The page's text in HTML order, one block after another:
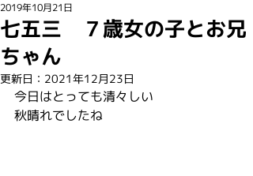
七五三 ７歳女の子とお兄
ちゃん
2019年10月21日
更新日： 2021年12月23日
今日はとっても清々しい
秋晴れでしたね